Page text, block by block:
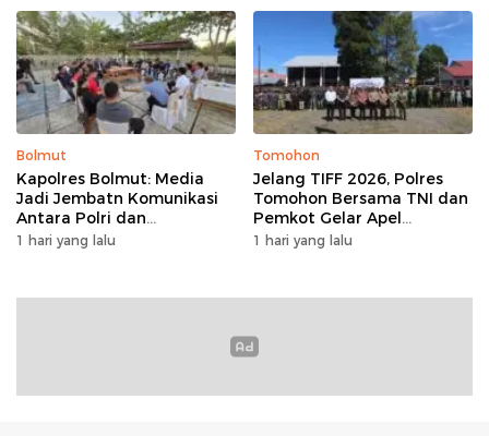
Bolmut
Kapolres Bolmut: Media
Jadi Jembatn Komunikasi
Antara Polri dan
Masyarakat
1 hari yang lalu
Tomohon
Jelang TIFF 2026, Polres
Tomohon Bersama TNI dan
Pemkot Gelar Apel
Kesiapan Pengamanan
1 hari yang lalu